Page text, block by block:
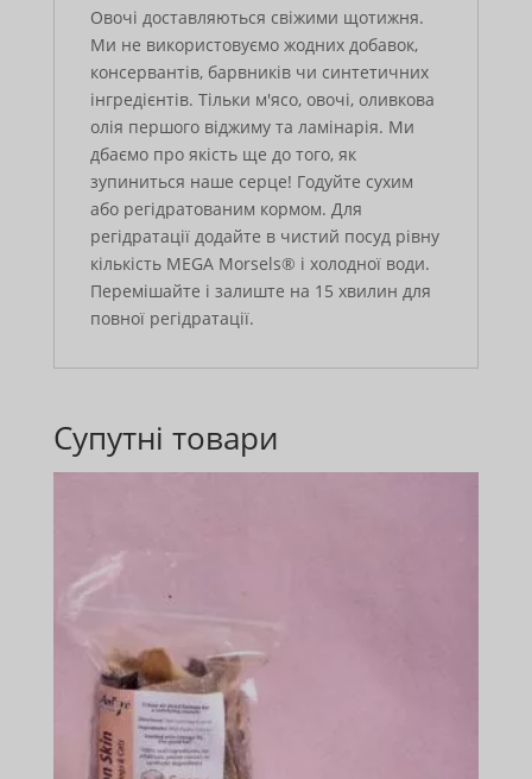
Овочі доставляються свіжими щотижня.
Ми не використовуємо жодних добавок,
консервантів, барвників чи синтетичних
інгредієнтів. Тільки м'ясо, овочі, оливкова
олія першого віджиму та ламінарія. Ми
дбаємо про якість ще до того, як
зупиниться наше серце! Годуйте сухим
або регідратованим кормом. Для
регідратації додайте в чистий посуд рівну
кількість MEGA Morsels® і холодної води.
Перемішайте і залиште на 15 хвилин для
повної регідратації.
Супутні товари